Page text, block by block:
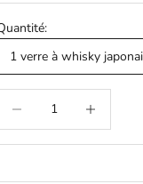
1 verre à whisky